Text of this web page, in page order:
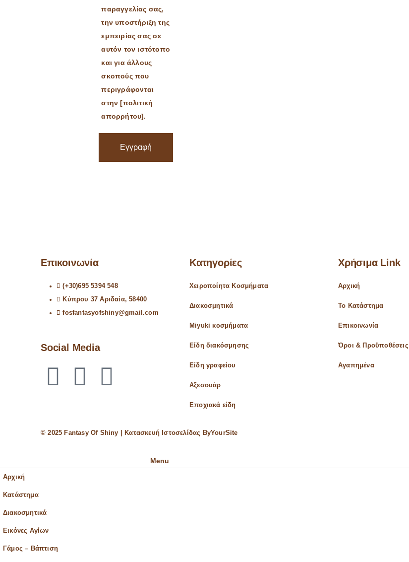
παραγγελίας σας,
την υποστήριξη της
εμπειρίας σας σε
αυτόν τον ιστότοπο
και για άλλους
σκοπούς που
περιγράφονται
στην [πολιτική
απορρήτου].
Εγγραφή
Επικοινωνία
(+30)695 5394 548
Κύπρου 37 Αριδαία, 58400
fosfantasyofshiny@gmail.com
Social Media
Κατηγορίες
Χειροποίητα Κοσμήματα
Διακοσμητικά
Miyuki κοσμήματα
Είδη διακόσμησης
Είδη γραφείου
Αξεσουάρ
Εποχιακά είδη
Χρήσιμα Link
Αρχική
Το Κατάστημα
Επικοινωνία
Όροι & Προϋποθέσεις
Αγαπημένα
© 2025 Fantasy Of Shiny | Κατασκευή Ιστοσελίδας ByYourSite
Menu
Αρχική
Κατάστημα
Διακοσμητικά
Εικόνες Αγίων
Γάμος – Βάπτιση